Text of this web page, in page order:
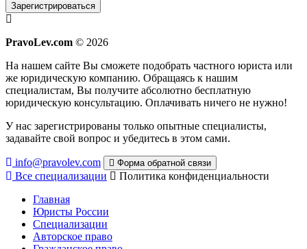
Зарегистрироваться
PravoLev.com © 2026
На нашем сайте Вы сможете подобрать частного юриста или
же юридическую компанию. Обращаясь к нашим
специалистам, Вы получите абсолютно бесплатную
юридическую консультацию. Оплачивать ничего не нужно!
У нас зарегистрированы только опытные специалисты,
задавайте свой вопрос и убедитесь в этом сами.
info@pravolev.com Форма обратной связи
Все специализации
Политика конфиденциальности
Главная
Юристы России
Специализации
Авторское право